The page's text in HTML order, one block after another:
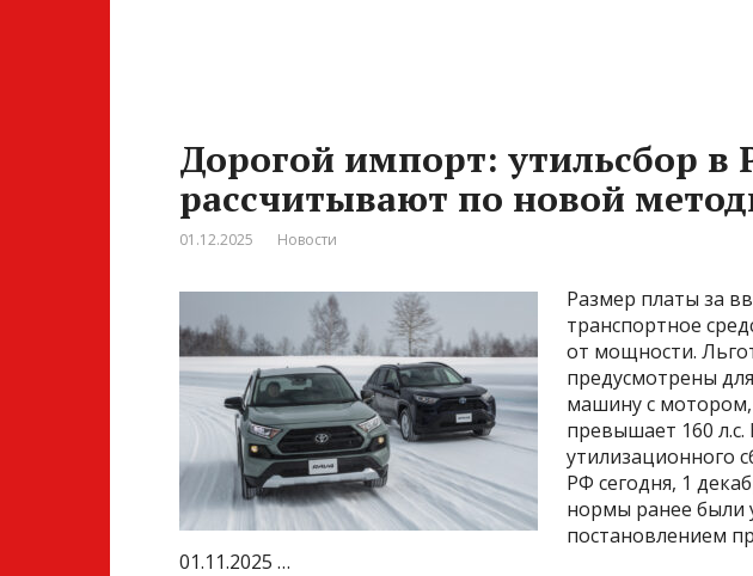
Дорогой импорт: утильсбор в
рассчитывают по новой
01.12.2025 Новости
Размер платы за
транспортное
от мощности.
предусмотрены
машину с
превышает 160
утилизационного
РФ сегодня, 1
нормы ранее были
постановлением
01.11.2025 …